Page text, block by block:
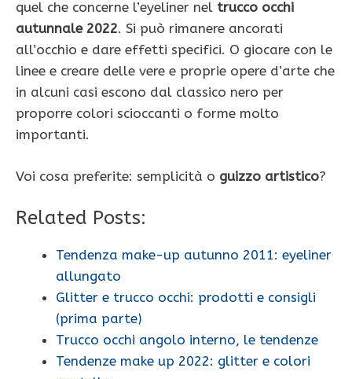
quel che concerne l’eyeliner nel trucco occhi
autunnale 2022. Si può rimanere ancorati
all’occhio e dare effetti specifici. O giocare con le
linee e creare delle vere e proprie opere d’arte che
in alcuni casi escono dal classico nero per
proporre colori scioccanti o forme molto
importanti.
Voi cosa preferite: semplicità o guizzo artistico?
Related Posts:
Tendenza make-up autunno 2011: eyeliner
allungato
Glitter e trucco occhi: prodotti e consigli
(prima parte)
Trucco occhi angolo interno, le tendenze
Tendenze make up 2022: glitter e colori